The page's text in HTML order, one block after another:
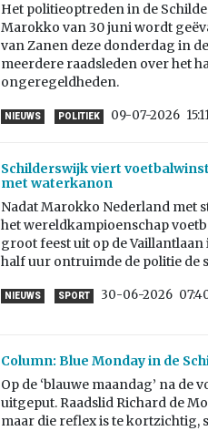
Het politieoptreden in de
Marokko van 30 juni wordt
van Zanen deze donderdag in
meerdere raadsleden over het
ongeregeldheden.
NIEUWS POLITIEK 09-07-2026
Schilderswijk viert
met waterkanon
Nadat Marokko Nederland met
het wereldkampioenschap
groot feest uit op de
half uur ontruimde de politie de
NIEUWS SPORT 30-06-2026
Column: Blue Monday in de
Op de ‘blauwe maandag’ na
uitgeput. Raadslid Richard de
maar die reflex is te kortzichtig,